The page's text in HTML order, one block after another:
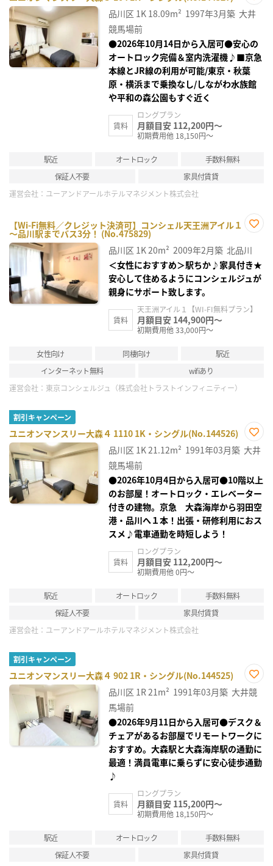
お気
に入
品川区 1K 18.09m² 1997年3月築 大井
競馬場前
●2026年10月14日から入居可●安心の
オートロック完備＆室内洗濯機♪■京急
本線とJR線の利用が可能/東京・秋葉
原・横浜まで乗換なし/しながわ水族館
や平和の森公園もすぐ近く
賃料
ロングプラン
月額目安 112,200円～
初期費用他 18,150円～
駅近 オートロック
手数料無料
保証人不要
家具付賃貸
運営会社： ユーアンドアールホテルマネジメント株式会社
【Wi-Fi無料／クレジット決済可】コンシェル天王洲アイル１
～品川駅までバス3分！ (No.475829)
に入
り登
録
品川区 1K20m² 2009年2月築 北品川
＜女性におすすめ＞駅ちか♪家具付き★
安心して住めるようにコンシェルジュが
親身にサポート致します。
賃料
天王洲アイル１【WI-FI無料プラン】
月額目安 144,900円～
初期費用他 33,000円～
女性向け 同棲向け
駅近
インターネット無料
wifiあり
運営会社： 東京コンシェルジュ（株式会社トラストインフィニティー）
割引キャンペーン
ユニオンマンスリー大森４ 1110 1K・シングル(No.144526)
お気
に入
品川区 1K21.12m² 1991年03月築 大井
競馬場前
●2026年10月4日から入居可●10階以上
のお部屋！オートロック・エレベーター
付きの建物。京急 大森海岸から羽田空
港・品川へ１本！出張・研修利用におス
スメ♪電車通勤を時短しよう！
賃料
ロングプラン
月額目安 112,200円～
初期費用他 0円～
駅近 オートロック
手数料無料
保証人不要
家具付賃貸
運営会社： ユーアンドアールホテルマネジメント株式会社
割引キャンペーン
ユニオンマンスリー大森４ 902 1R・シングル(No.144525)
お気
に入
品川区 1R21m² 1991年03月築 大井競
馬場前
●2026年9月11日から入居可●デスク＆
チェアがあるお部屋でリモートワークに
おすすめ。大森駅と大森海岸駅の通勤に
最適！満員電車に乗らずに安心徒歩通勤
♪
賃料
ロングプラン
月額目安 115,200円～
初期費用他 18,150円～
駅近 オートロック
手数料無料
保証人不要
家具付賃貸